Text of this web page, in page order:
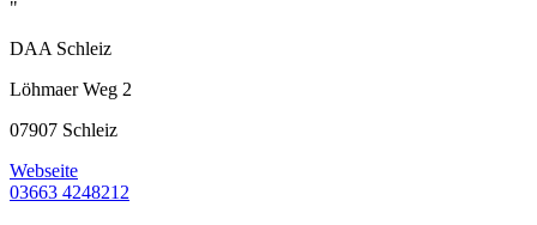
"
DAA Schleiz
Löhmaer Weg 2
07907 Schleiz
Webseite
03663 4248212